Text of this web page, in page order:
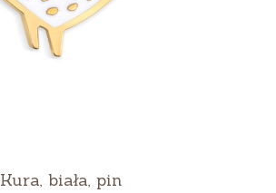
Kura, biała, pin